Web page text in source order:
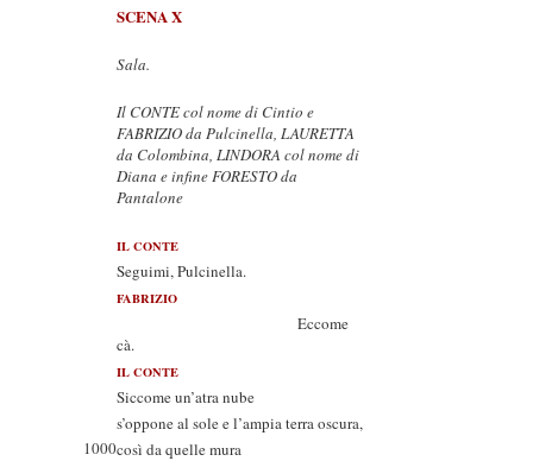
SCENA X
Sala.
Il CONTE col nome di Cintio e
FABRIZIO da Pulcinella, LAURETTA
da Colombina, LINDORA col nome di
Diana e infine FORESTO da
Pantalone
IL CONTE
Seguimi, Pulcinella.
FABRIZIO
Eccome
cà.
IL CONTE
Siccome un’atra nube
s’oppone al sole e l’ampia terra oscura,
1000così da quelle mura